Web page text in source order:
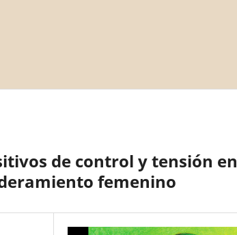
de control y tensión en
femenino